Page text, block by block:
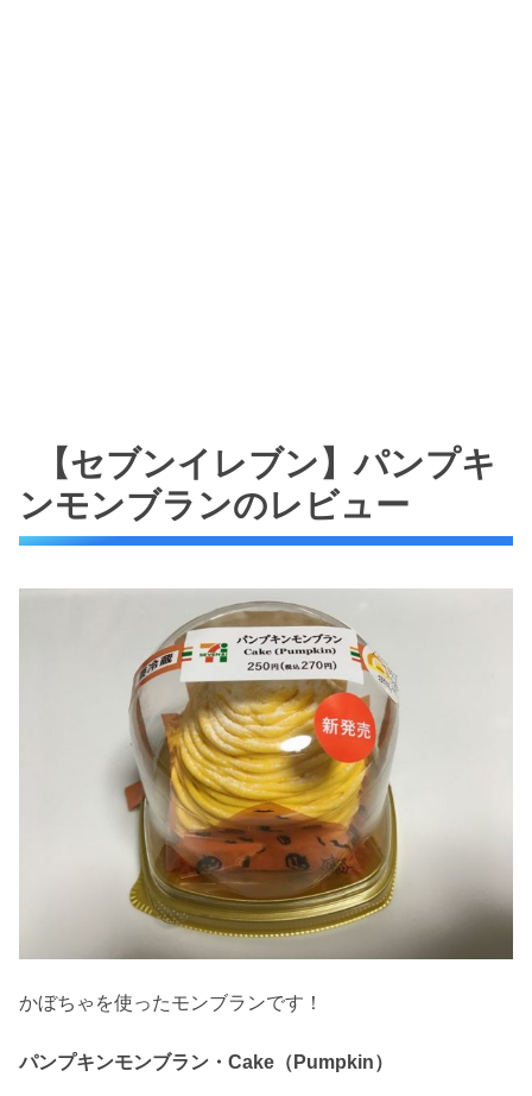
【セブンイレブン】パンプキ
ンモンブランのレビュー
かぼちゃを使ったモンブランです！
パンプキンモンブラン・Cake（Pumpkin）